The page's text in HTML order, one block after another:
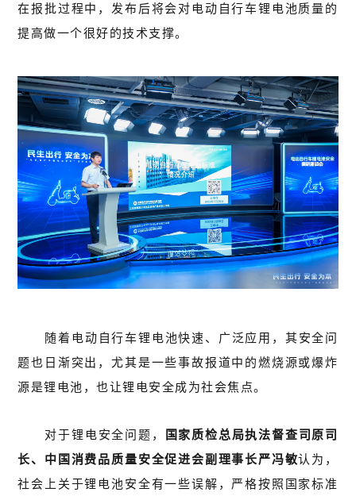
在报批过程中，发布后将会对电动自行车锂电池质量的
提高做一个很好的技术支撑。
随着电动自行车锂电池快速、广泛应用，其安全问
题也日渐突出，尤其是一些事故报道中的燃烧源或爆炸
源是锂电池，也让锂电安全成为社会焦点。
对于锂电安全问题，
国家质检总局执法督查司原司
长、中国消费品质量安全促进会副理事长严冯敏认为，
社会上关于锂电池安全有一些误解，严格按照国家标准